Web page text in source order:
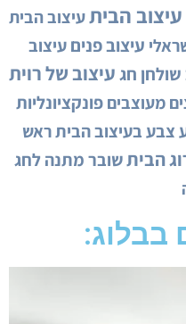
עיצוב הביתעיצוב הבית
עיצוב פניםעיצוב
שולחן חגעיצוב של רוית
מעוצביםפונקציונליות
צבע בעיצוב הביתראש
הביתשובר מתנה לחג
בבלוג: